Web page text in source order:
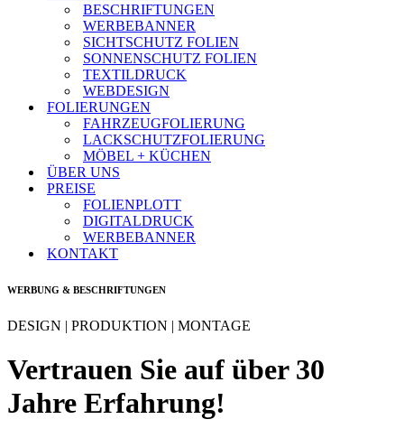
BESCHRIFTUNGEN
WERBEBANNER
SICHTSCHUTZ FOLIEN
SONNENSCHUTZ FOLIEN
TEXTILDRUCK
WEBDESIGN
FOLIERUNGEN
FAHRZEUGFOLIERUNG
LACKSCHUTZFOLIERUNG
MÖBEL + KÜCHEN
ÜBER UNS
PREISE
FOLIENPLOTT
DIGITALDRUCK
WERBEBANNER
KONTAKT
WERBUNG & BESCHRIFTUNGEN
DESIGN | PRODUKTION | MONTAGE
Vertrauen Sie auf über 30
Jahre Erfahrung!